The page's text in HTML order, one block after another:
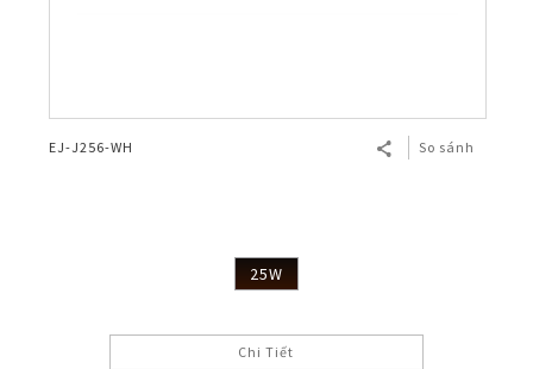
EJ-J256-WH So sánh
25W
Chi Tiết